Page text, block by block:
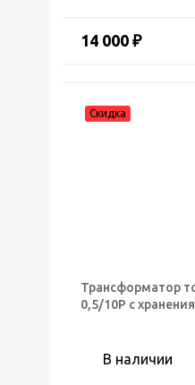
14 000 ₽
Трансформатор
0,5/10Р с
В наличии